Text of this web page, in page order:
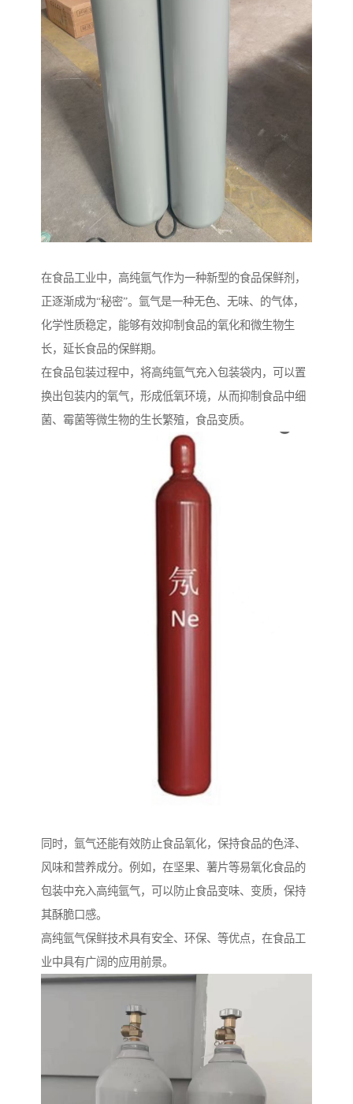
在食品工业中，高纯氩气作为一种新型的食品保鲜剂，
正逐渐成为“秘密”。氩气是一种无色、无味、的气体，
化学性质稳定，能够有效抑制食品的氧化和微生物生
长，延长食品的保鲜期。
在食品包装过程中，将高纯氩气充入包装袋内，可以置
换出包装内的氧气，形成低氧环境，从而抑制食品中细
菌、霉菌等微生物的生长繁殖，食品变质。
同时，氩气还能有效防止食品氧化，保持食品的色泽、
风味和营养成分。例如，在坚果、薯片等易氧化食品的
包装中充入高纯氩气，可以防止食品变味、变质，保持
其酥脆口感。
高纯氩气保鲜技术具有安全、环保、等优点，在食品工
业中具有广阔的应用前景。